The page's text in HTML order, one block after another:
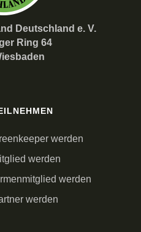
Deutschland e. V.
Ring 64
werden
werden
werden
werden